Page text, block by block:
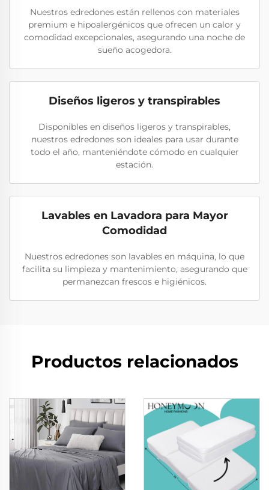
Nuestros edredones están rellenos con materiales
premium e hipoalergénicos que ofrecen un calor y
comodidad excepcionales, asegurando una noche de
sueño acogedora.
Diseños ligeros y transpirables
Disponibles en diseños ligeros y transpirables,
nuestros edredones son ideales para usar durante
todo el año, manteniéndote cómodo en cualquier
estación.
Lavables en Lavadora para Mayor
Comodidad
Nuestros edredones son lavables en máquina, lo que
facilita su limpieza y mantenimiento, asegurando que
permanezcan frescos e higiénicos.
Productos relacionados